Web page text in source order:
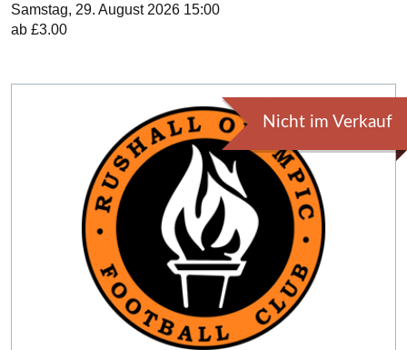
Samstag, 29. August 2026 15:00
ab £3.00
Nicht im Verkauf